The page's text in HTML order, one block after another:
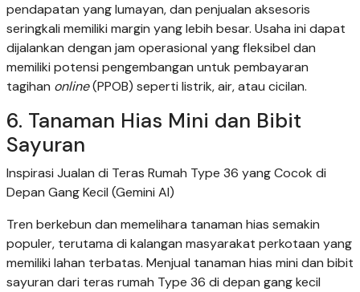
pendapatan yang lumayan, dan penjualan aksesoris
seringkali memiliki margin yang lebih besar. Usaha ini dapat
dijalankan dengan jam operasional yang fleksibel dan
memiliki potensi pengembangan untuk pembayaran
tagihan online(PPOB) seperti listrik, air, atau cicilan.
6. Tanaman Hias Mini dan Bibit
Sayuran
Inspirasi Jualan di Teras Rumah Type 36 yang Cocok di
Depan Gang Kecil (Gemini AI)
Tren berkebun dan memelihara tanaman hias semakin
populer, terutama di kalangan masyarakat perkotaan yang
memiliki lahan terbatas. Menjual tanaman hias mini dan bibit
sayuran dari teras rumah Type 36 di depan gang kecil